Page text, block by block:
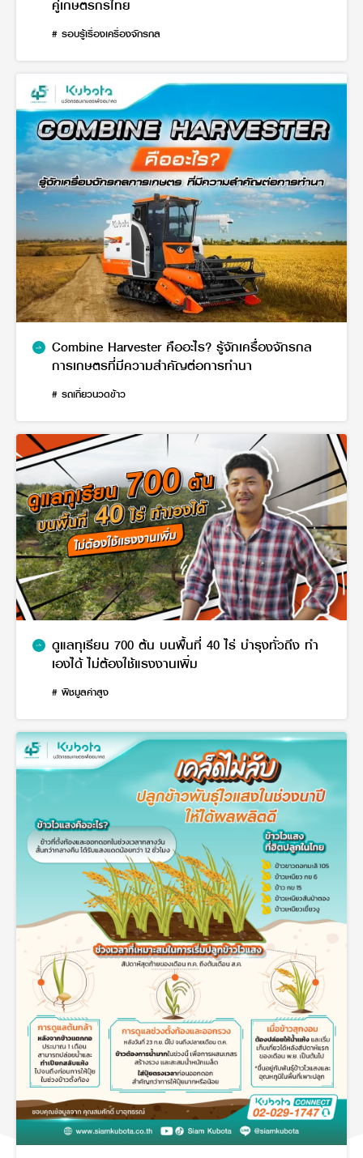
คู่เกษตรกรไทย
# รอบรู้เรื่องเครื่องจักรกล
Combine Harvester คืออะไร? รู้จักเครื่องจักรกล
การเกษตรที่มีความสำคัญต่อการทำนา
# รถเกี่ยวนวดข้าว
ดูแลทุเรียน 700 ต้น บนพื้นที่ 40 ไร่ บำรุงทั่วถึง ทำ
เองได้ ไม่ต้องใช้แรงงานเพิ่ม
# พืชมูลค่าสูง